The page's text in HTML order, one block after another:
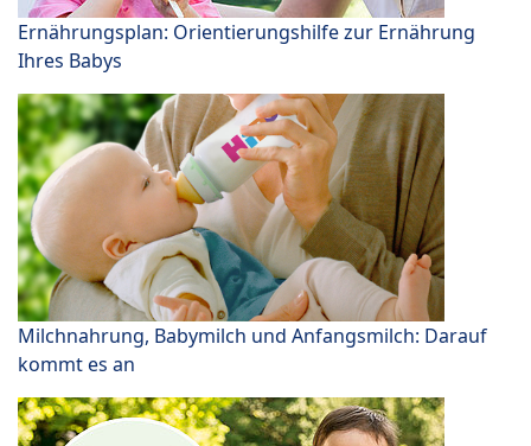
Ernährungsplan: Orientierungshilfe zur Ernährung
Ihres Babys
Milchnahrung, Babymilch und Anfangsmilch: Darauf
kommt es an